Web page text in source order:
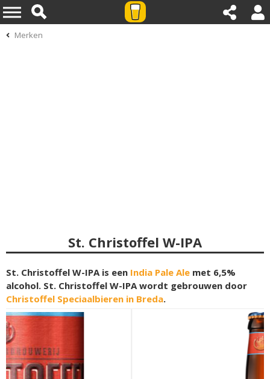
Merken
St. Christoffel W-IPA
St. Christoffel W-IPA is een India Pale Ale met 6,5%
alcohol. St. Christoffel W-IPA wordt gebrouwen door
Christoffel Speciaalbieren in Breda.